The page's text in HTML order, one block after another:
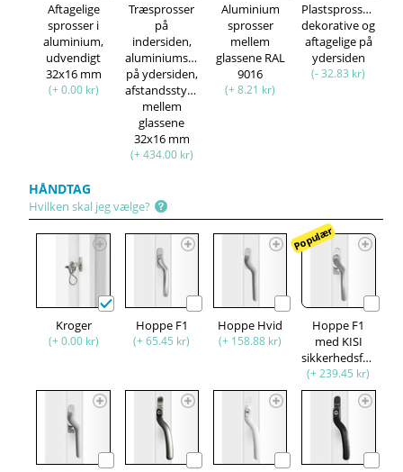
Aftagelige
sprosser i
aluminium,
udvendigt
32x16 mm
(+ 0.00 kr)
Træsprosser
på
indersiden,
aluminiumsprosser
på ydersiden,
afstandsstykke
mellem
glassene
32x16 mm
(+ 434.00 kr)
Aluminium
sprosser
mellem
glassene RAL
9016
(+ 8.21 kr)
Plastsprosser,
dekorative og
aftagelige på
ydersiden
(- 32.83 kr)
HÅNDTAG
Hvilken skal jeg vælge?
Kroger
(+ 0.00 kr)
Hoppe F1
(+ 65.45 kr)
Hoppe Hvid
(+ 158.88 kr)
Populær
Hoppe F1
med KISI
sikkerhedsfunktion
(+ 239.45 kr)